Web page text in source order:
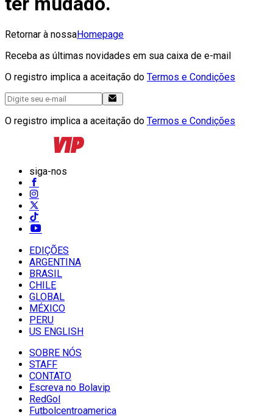
Retornar à nossaHomepage
Receba as últimas novidades em sua caixa de e-mail
O registro implica a aceitação do Termos e Condições
O registro implica a aceitação do Termos e Condições
siga-nos
EDIÇÕES
ARGENTINA
BRASIL
CHILE
GLOBAL
MÉXICO
PERU
US ENGLISH
SOBRE NÓS
STAFF
CONTATO
Escreva no Bolavip
RedGol
Futbolcentroamerica